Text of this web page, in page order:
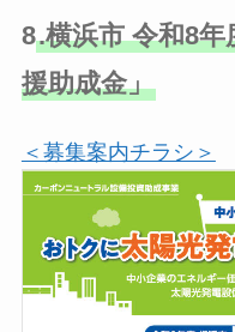
8.横浜市 令和8
援助成金」
＜募集案内チラシ＞